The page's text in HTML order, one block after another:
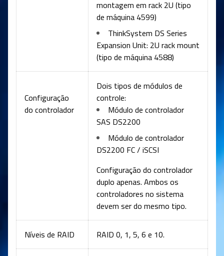
montagem em rack 2U (tipo
de máquina 4599)
ThinkSystem DS Series
Expansion Unit: 2U rack mount
(tipo de máquina 4588)
Configuração
do controlador
Dois tipos de módulos de
controle:
Módulo de controlador
SAS DS2200
Módulo de controlador
DS2200 FC / iSCSI
Configuração do controlador
duplo apenas. Ambos os
controladores no sistema
devem ser do mesmo tipo.
Níveis de RAID RAID 0, 1, 5, 6 e 10.